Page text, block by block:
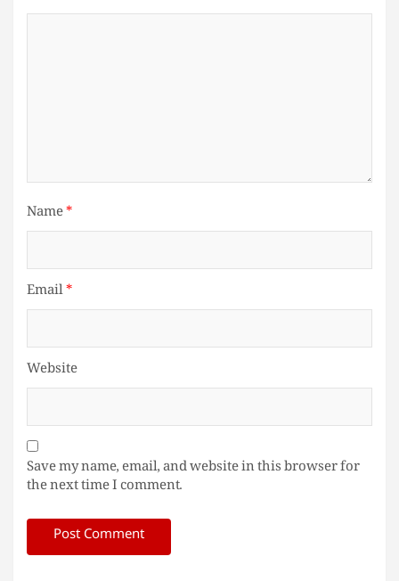
Name*
Email*
Website
Save my name, email, and website in this browser for
the next time I comment.